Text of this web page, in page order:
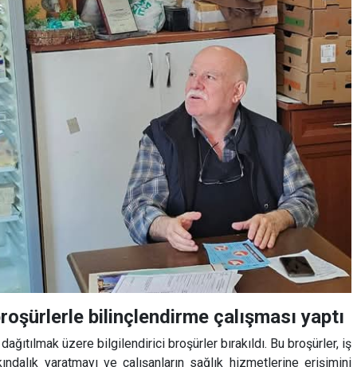
bilinçlendirme çalışması yaptı
üzere bilgilendirici broşürler bırakıldı. Bu broşürler, iş
yaratmayı ve çalışanların sağlık hizmetlerine erişimini